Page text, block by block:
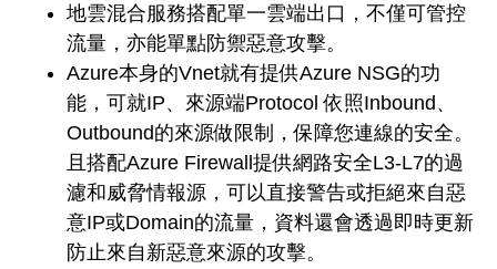
地雲混合服務搭配單一雲端出口，不僅可管控
流量，亦能單點防禦惡意攻擊。
Azure本身的Vnet就有提供Azure NSG的功
能，可就IP、來源端Protocol 依照Inbound、
Outbound的來源做限制，保障您連線的安全。
且搭配Azure Firewall提供網路安全L3-L7的過
濾和威脅情報源，可以直接警告或拒絕來自惡
意IP或Domain的流量，資料還會透過即時更新
防止來自新惡意來源的攻擊。